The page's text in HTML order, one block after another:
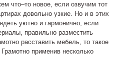
что–то новое, если озвучим тот
довольно узкие. Но и в этих
уютно и гармонично, если
правильно разместить
расставить мебель, то такое
применив несколько